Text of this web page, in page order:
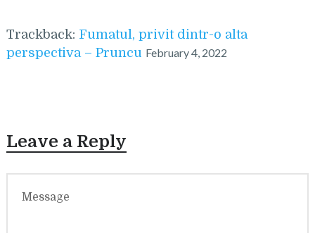
Trackback: Fumatul, privit dintr-o alta
perspectiva – Pruncu February 4, 2022
Leave a Reply